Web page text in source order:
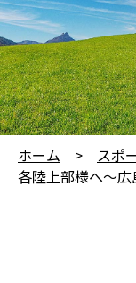
ホーム
スポ
各陸上部様へ～広